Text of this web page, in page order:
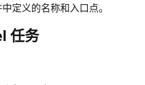
定义的名称和入口点。
任务